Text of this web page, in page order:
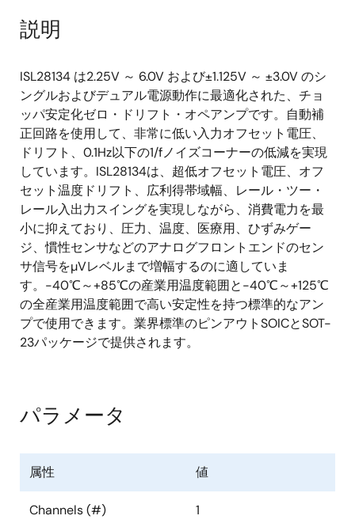
説明
ISL28134 は2.25V ～ 6.0V および±1.125V ～ ±3.0V のシ
ングルおよびデュアル電源動作に最適化された、チョ
ッパ安定化ゼロ・ドリフト・オペアンプです。自動補
正回路を使用して、非常に低い入力オフセット電圧、
ドリフト、0.1Hz以下の1/fノイズコーナーの低減を実現
しています。ISL28134は、超低オフセット電圧、オフ
セット温度ドリフト、広利得帯域幅、レール・ツー・
レール入出力スイングを実現しながら、消費電力を最
小に抑えており、圧力、温度、医療用、ひずみゲー
ジ、慣性センサなどのアナログフロントエンドのセン
サ信号をµVレベルまで増幅するのに適していま
す。-40℃～+85℃の産業用温度範囲と-40℃～+125℃
の全産業用温度範囲で高い安定性を持つ標準的なアン
プで使用できます。業界標準のピンアウトSOICとSOT-
23パッケージで提供されます。
パラメータ
属性 値
Channels (#) 1